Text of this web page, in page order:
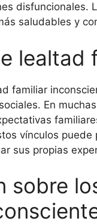
disfuncionales.
saludables y
lealtad
familiar
En
vínculos
sus propias
sobre